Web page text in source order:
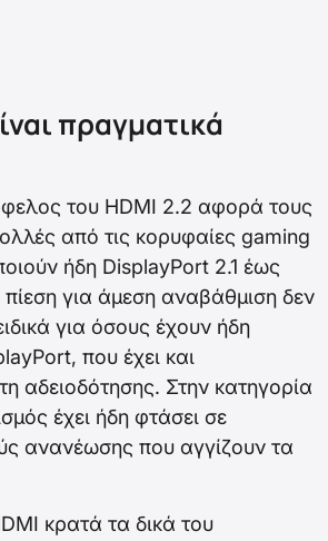
πραγματικά
του HDMI 2.2 αφορά τους
από τις κορυφαίες gaming
ήδη DisplayPort 2.1 έως
για άμεση αναβάθμιση δεν
για όσους έχουν ήδη
που έχει και
αδειοδότησης. Στην κατηγορία
έχει ήδη φτάσει σε
ανανέωσης που αγγίζουν τα
κρατά τα δικά του